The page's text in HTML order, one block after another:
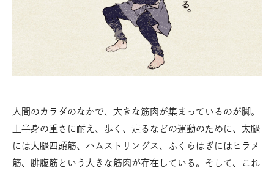
人間のカラダのなかで、大きな筋肉が集まっているのが脚。
上半身の重さに耐え、歩く、走るなどの運動のために、太腿
には大腿四頭筋、ハムストリングス、ふくらはぎにはヒラメ
筋、腓腹筋という大きな筋肉が存在している。そして、これ